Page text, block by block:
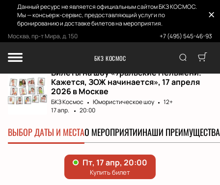
Данный ресурс не является официальным сайтом БКЗ КОСМОС.
Мы — консьерж-сервис, предоставляющий услуги по
бронированию и доставке билетов на мероприятия.
Москва, пр-т Мира, д. 150
+7 (495) 545-46-93
БКЗ КОСМОС
Главная Уральские Пельме...
Билеты на шоу «Уральские Пельмени.
Кажется, ЗОЖ начинается», 17 апреля
2026 в Москве
БКЗ Космос Юмористическое шоу
12+
17 апр.
20:00
ВЫБОР ДАТЫ И МЕСТАО МЕРОПРИЯТИИНАШИ ПРЕИМУЩЕСТВА